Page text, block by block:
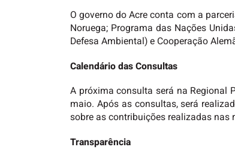
O governo do Acre conta com a
Noruega; Programa das Nações
Defesa Ambiental) e Cooperação
Calendário das Consultas
A próxima consulta será na Regional
maio. Após as consultas, será
sobre as contribuições realizadas nas
Transparência